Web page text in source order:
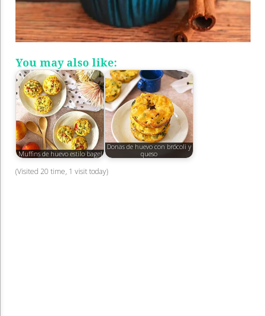
You may also like:
Muffins de huevo estilo bagel
Donas de huevo con brócoli y
queso
(Visited 20 time, 1 visit today)